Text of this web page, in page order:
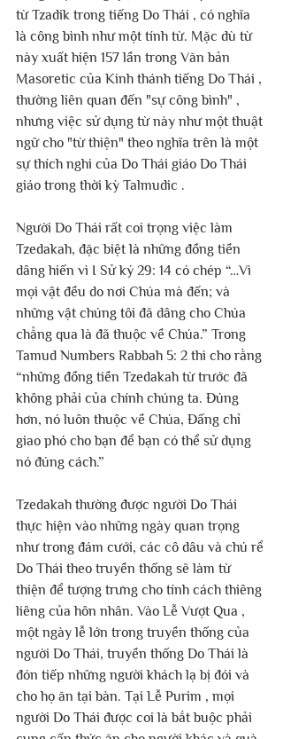
từ Tzadik trong tiếng Do Thái , có nghĩa
là công bình như một tính từ. Mặc dù từ
này xuất hiện 157 lần trong Văn bản
Masoretic của Kinh thánh tiếng Do Thái ,
thường liên quan đến "sự công bình" ,
nhưng việc sử dụng từ này như một thuật
ngữ cho "từ thiện" theo nghĩa trên là một
sự thích nghi của Do Thái giáo Do Thái
giáo trong thời kỳ Talmudic .
Người Do Thái rất coi trọng việc làm
Tzedakah, đặc biệt là những đồng tiền
dâng hiến vì I Sử ký 29: 14 có chép “…Vì
mọi vật đều do nơi Chúa mà đến; và
những vật chúng tôi đã dâng cho Chúa
chẳng qua là đã thuộc về Chúa.” Trong
Tamud Numbers Rabbah 5: 2 thì cho rằng
“những đồng tiền Tzedakah từ trước đã
không phải của chính chúng ta. Đúng
hơn, nó luôn thuộc về Chúa, Đấng chỉ
giao phó cho bạn để bạn có thể sử dụng
nó đúng cách.”
Tzedakah thường được người Do Thái
thực hiện vào những ngày quan trọng
như trong đám cưới, các cô dâu và chú rể
Do Thái theo truyền thống sẽ làm từ
thiện để tượng trưng cho tính cách thiêng
liêng của hôn nhân. Vào Lễ Vượt Qua ,
một ngày lễ lớn trong truyền thống của
người Do Thái, truyền thống Do Thái là
đón tiếp những người khách lạ bị đói và
cho họ ăn tại bàn. Tại Lễ Purim , mọi
người Do Thái được coi là bắt buộc phải